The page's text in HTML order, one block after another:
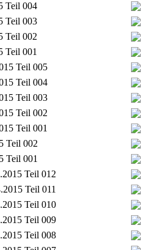
Teil 004
Teil 003
Teil 002
Teil 001
Teil 005
Teil 004
Teil 003
Teil 002
Teil 001
Teil 002
Teil 001
Teil 012
Teil 011
Teil 010
Teil 009
Teil 008